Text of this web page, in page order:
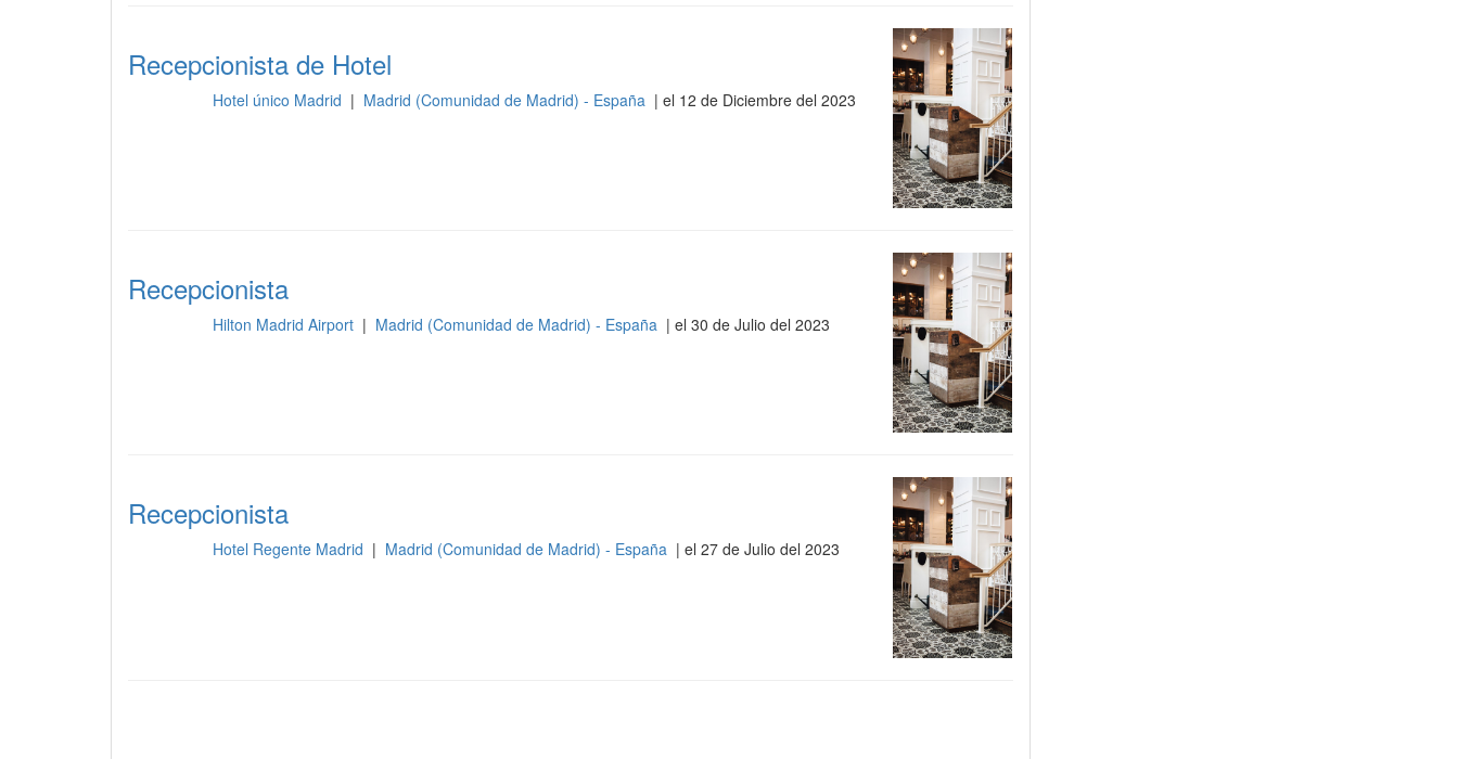
Recepcionista de Hotel
Hotel único Madrid | Madrid (Comunidad de Madrid) - España | el 12 de Diciembre del 2023
Recepcionista
Hilton Madrid Airport | Madrid (Comunidad de Madrid) - España | el 30 de Julio del 2023
Recepcionista
Hotel Regente Madrid | Madrid (Comunidad de Madrid) - España | el 27 de Julio del 2023